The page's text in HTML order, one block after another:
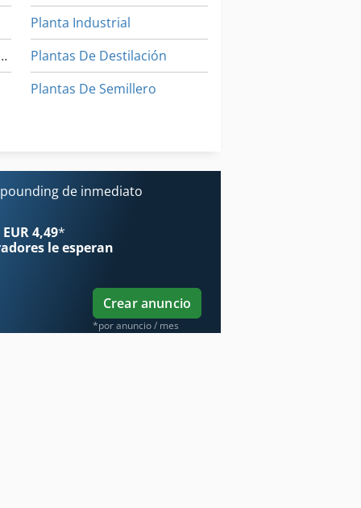
De Protección
Planta Industrial
Plantas De Destilación
Plantas De Semillero
de inmediato
4,49*
le esperan
Crear anuncio
*por anuncio / mes